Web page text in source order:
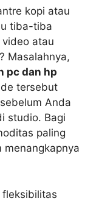
kopi atau
tiba-tiba
atau
Masalahnya,
pc dan hp
tersebut
Anda
studio. Bagi
paling
menangkapnya
fleksibilitas